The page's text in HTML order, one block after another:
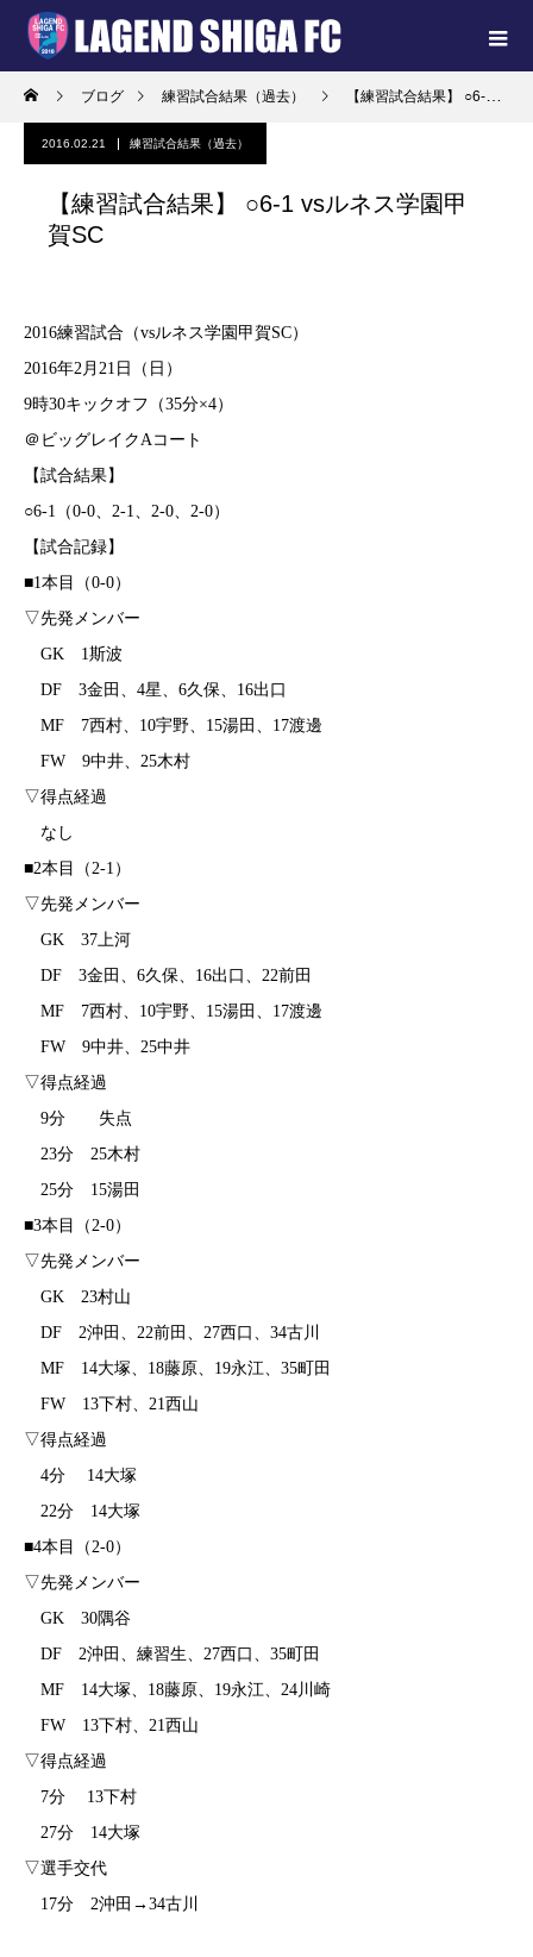
ブログ 練習試合結果（過去） 【練習試合結果】 ○6-1 vsルネス学園甲賀SC
2016.02.21 練習試合結果（過去）
【練習試合結果】 ○6-1 vsルネス学園甲
賀SC
2016練習試合（vsルネス学園甲賀SC）
2016年2月21日（日）
9時30キックオフ（35分×4）
＠ビッグレイクAコート
【試合結果】
○6-1（0-0、2-1、2-0、2-0）
【試合記録】
■1本目（0-0）
▽先発メンバー
GK 1斯波
DF 3金田、4星、6久保、16出口
MF 7西村、10宇野、15湯田、17渡邊
FW 9中井、25木村
▽得点経過
なし
■2本目（2-1）
▽先発メンバー
GK 37上河
DF 3金田、6久保、16出口、22前田
MF 7西村、10宇野、15湯田、17渡邊
FW 9中井、25中井
▽得点経過
9分 失点
23分 25木村
25分 15湯田
■3本目（2-0）
▽先発メンバー
GK 23村山
DF 2沖田、22前田、27西口、34古川
MF 14大塚、18藤原、19永江、35町田
FW 13下村、21西山
▽得点経過
4分 14大塚
22分 14大塚
■4本目（2-0）
▽先発メンバー
GK 30隅谷
DF 2沖田、練習生、27西口、35町田
MF 14大塚、18藤原、19永江、24川崎
FW 13下村、21西山
▽得点経過
7分 13下村
27分 14大塚
▽選手交代
17分 2沖田→34古川